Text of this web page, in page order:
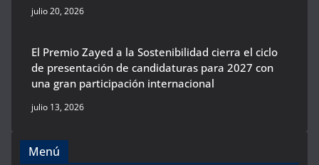
julio 20, 2026
El Premio Zayed a la Sostenibilidad cierra el ciclo
de presentación de candidaturas para 2027 con
una gran participación internacional
julio 13, 2026
Menú